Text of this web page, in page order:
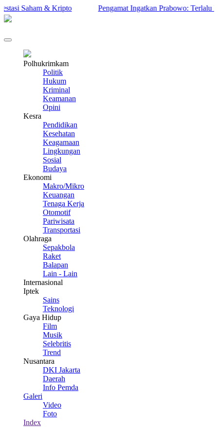
Saham & Kripto Pengamat Ingatkan Prabowo: Terlalu
Polhukrimkam
Politik
Hukum
Kriminal
Keamanan
Opini
Kesra
Pendidikan
Kesehatan
Keagamaan
Lingkungan
Sosial
Budaya
Ekonomi
Makro/Mikro
Keuangan
Tenaga Kerja
Otomotif
Pariwisata
Transportasi
Olahraga
Sepakbola
Raket
Balapan
Lain - Lain
Internasional
Iptek
Sains
Teknologi
Gaya Hidup
Film
Musik
Selebritis
Trend
Nusantara
DKI Jakarta
Daerah
Info Pemda
Galeri
Video
Foto
Index